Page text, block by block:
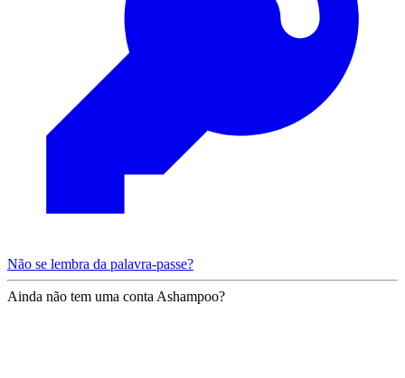
Não se lembra da palavra-passe?
Ainda não tem uma conta Ashampoo?